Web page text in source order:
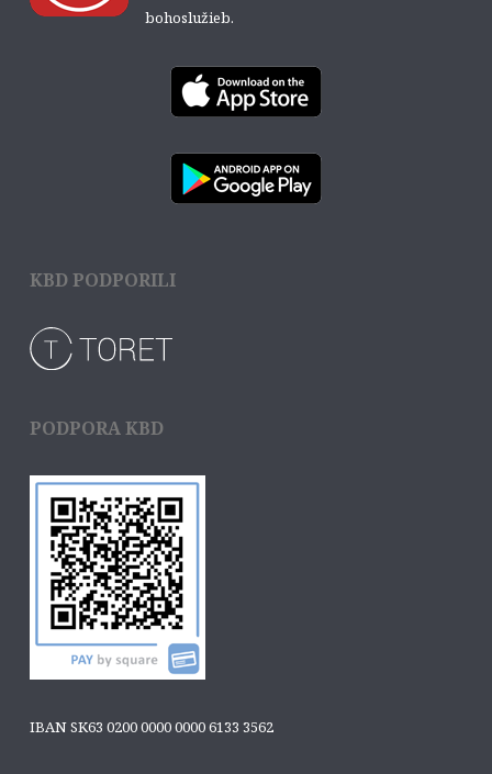
bohoslužieb.
KBD PODPORILI
PODPORA KBD
IBAN SK63 0200 0000 0000 6133 3562